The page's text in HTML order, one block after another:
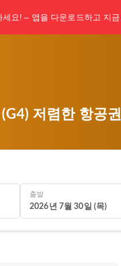
세요! – 앱을 다운로드하고 지
저렴한 항공
출발
2026년 7월 30일 (목)